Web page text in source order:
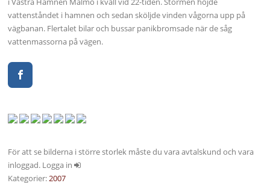
vattenståndet i hamnen och sedan sköljde vinden vågorna upp på
vägbanan. Flertalet bilar och bussar panikbromsade när de såg
vattenmassorna på vägen.
För att se bilderna i större storlek måste du vara avtalskund och vara
inloggad. Logga in
Kategorier:2007